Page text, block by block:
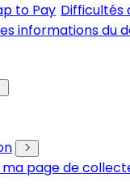
to Pay Difficultés
informations du
page de